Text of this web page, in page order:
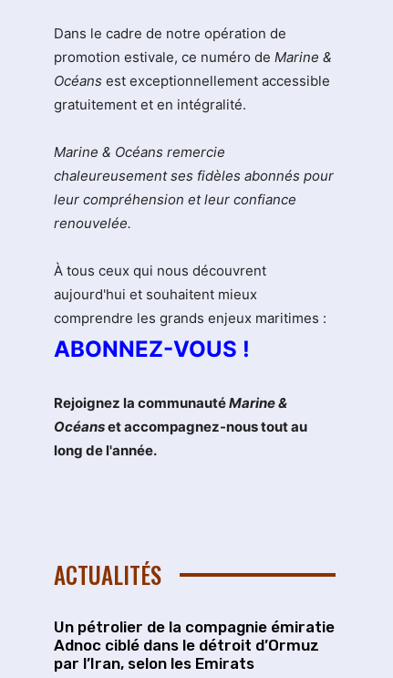
Dans le cadre de notre opération de
promotion estivale, ce numéro de Marine &
Océans est exceptionnellement accessible
gratuitement et en intégralité.
Marine & Océans remercie
chaleureusement ses fidèles abonnés pour
leur compréhension et leur confiance
renouvelée.
À tous ceux qui nous découvrent
aujourd'hui et souhaitent mieux
comprendre les grands enjeux maritimes :
ABONNEZ-VOUS !
Rejoignez la communautéMarine &
Océanset accompagnez-nous tout au
long de l'année.
ACTUALITÉS
Un pétrolier de la compagnie émiratie
Adnoc ciblé dans le détroit d’Ormuz
par l’Iran, selon les Emirats